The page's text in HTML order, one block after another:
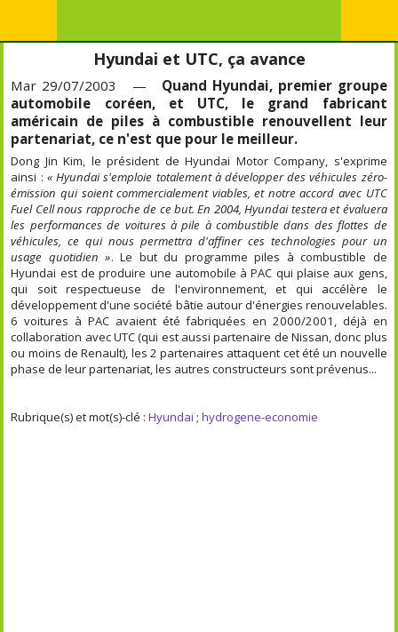
Hyundai et UTC, ça avance
Mar 29/07/2003 — Quand Hyundai, premier groupe
automobile coréen, et UTC, le grand fabricant
américain de piles à combustible renouvellent leur
partenariat, ce n'est que pour le meilleur.
Dong Jin Kim, le président de Hyundai Motor Company, s'exprime
ainsi : « Hyundai s'emploie totalement à développer des véhicules zéro-
émission qui soient commercialement viables, et notre accord avec UTC
Fuel Cell nous rapproche de ce but. En 2004, Hyundai testera et évaluera
les performances de voitures à pile à combustible dans des flottes de
véhicules, ce qui nous permettra d'affiner ces technologies pour un
usage quotidien ». Le but du programme piles à combustible de
Hyundai est de produire une automobile à PAC qui plaise aux gens,
qui soit respectueuse de l'environnement, et qui accélère le
développement d'une société bâtie autour d'énergies renouvelables.
6 voitures à PAC avaient été fabriquées en 2000/2001, déjà en
collaboration avec UTC (qui est aussi partenaire de Nissan, donc plus
ou moins de Renault), les 2 partenaires attaquent cet été un nouvelle
phase de leur partenariat, les autres constructeurs sont prévenus...
Rubrique(s) et mot(s)-clé :Hyundai ;hydrogene-economie